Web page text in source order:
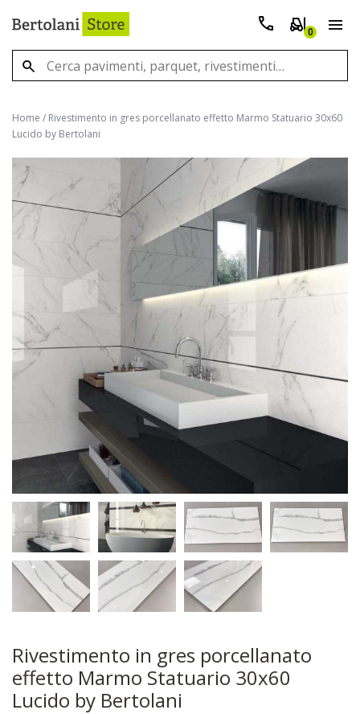
0
Home / Rivestimento in gres porcellanato effetto Marmo Statuario 30x60
Lucido by Bertolani
Rivestimento in gres porcellanato
effetto Marmo Statuario 30x60
Lucido by Bertolani